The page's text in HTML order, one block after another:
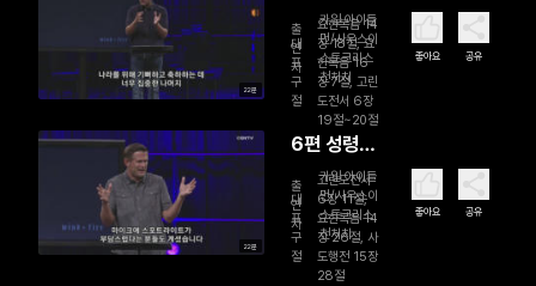
22분
임재(1)
출
연
자
카일 아이들
먼/사우스이
스트크리스
천처치
대
표
구
절
요한복음 14
장 18절, 요
한복음 16
장 7절, 고린
도전서 6장
19절~20절
좋아요 공유
22분
6편 성령의
권능(2)
출
연
자
카일 아이들
먼/사우스이
스트크리스
천처치
대
표
구
절
고린도전서
6장 11절,
요한복음 14
장 26절, 사
도행전 15장
28절
좋아요 공유